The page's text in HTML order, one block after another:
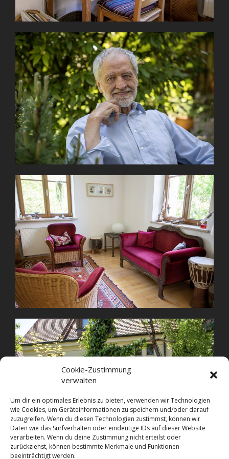
Cookie-Zustimmung
verwalten
Um dir ein optimales Erlebnis zu bieten, verwenden wir Technologien
wie Cookies, um Geräteinformationen zu speichern und/oder darauf
zuzugreifen. Wenn du diesen Technologien zustimmst, können wir
Daten wie das Surfverhalten oder eindeutige IDs auf dieser Website
verarbeiten. Wenn du deine Zustimmung nicht erteilst oder
zurückziehst, können bestimmte Merkmale und Funktionen
beeinträchtigt werden.